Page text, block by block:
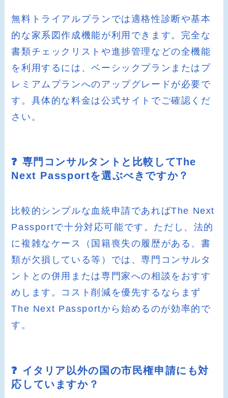
無料トライアルプランでは適格性診断や基本
的な家系図作成機能が利用できます。完全な
書類チェックリストや進捗管理などの全機能
を利用するには、ベーシックプランまたはプ
レミアムプランへのアップグレードが必要で
す。具体的な料金は公式サイトでご確認くだ
さい。
❓ 専門コンサルタントと比較してThe
Next Passportを選ぶべきですか？
比較的シンプルな血統申請であればThe Next
Passportで十分対応可能です。ただし、法的
に複雑なケース（国籍喪失の履歴がある、書
類が欠損している等）では、専門コンサルタ
ントとの併用または専門家への相談をおすす
めします。コスト削減を優先するならまず
The Next Passportから始めるのが効率的で
す。
❓ イタリア以外の国の市民権申請にも対
応していますか？